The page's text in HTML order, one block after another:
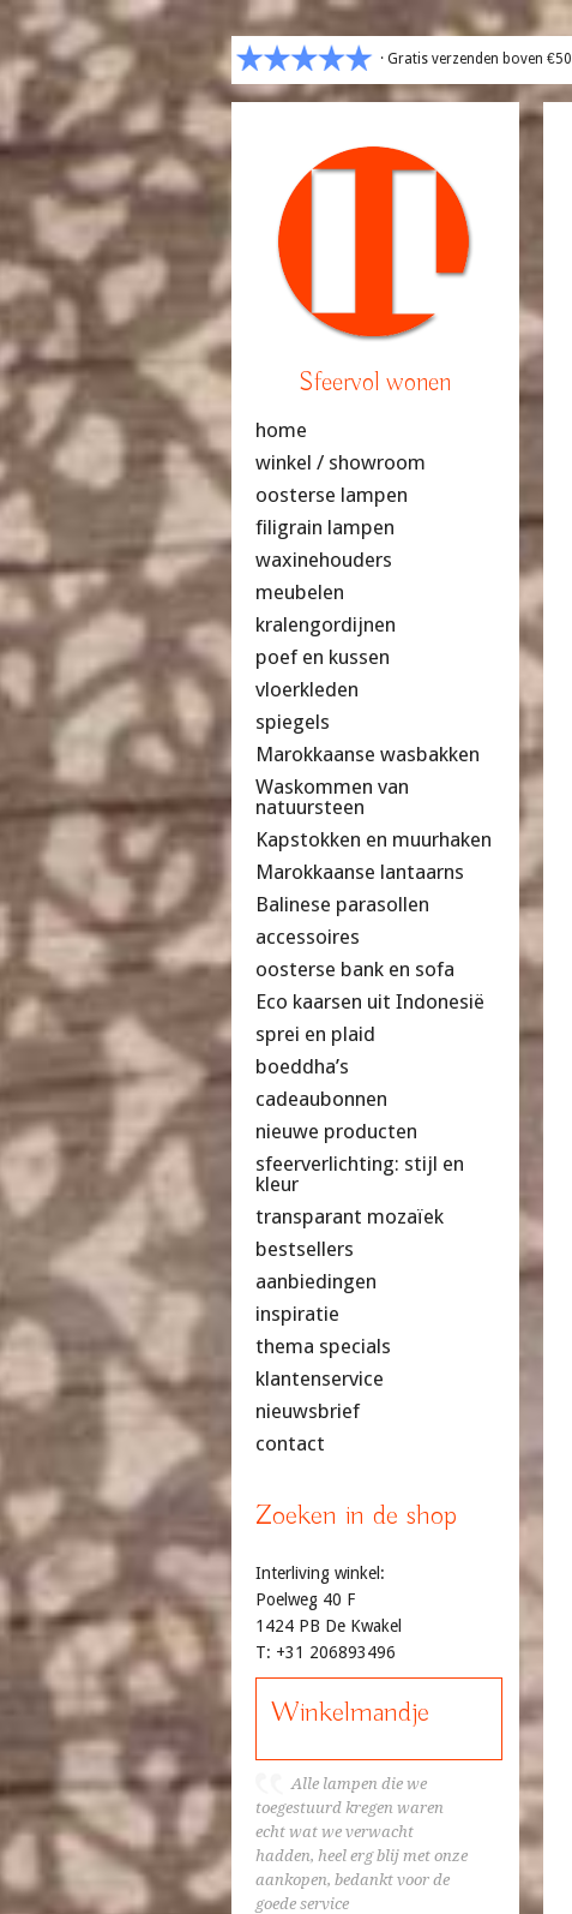
· Gratis verzenden boven €50
Sfeervol wonen
home
winkel / showroom
oosterse lampen
filigrain lampen
waxinehouders
meubelen
kralengordijnen
poef en kussen
vloerkleden
spiegels
Marokkaanse wasbakken
Waskommen van
natuursteen
Kapstokken en muurhaken
Marokkaanse lantaarns
Balinese parasollen
accessoires
oosterse bank en sofa
Eco kaarsen uit Indonesië
sprei en plaid
boeddha’s
cadeaubonnen
nieuwe producten
sfeerverlichting: stijl en
kleur
transparant mozaïek
bestsellers
aanbiedingen
inspiratie
thema specials
klantenservice
nieuwsbrief
contact
Zoeken in de shop
Interliving winkel:
Poelweg 40 F
1424 PB De Kwakel
T: +31 206893496
Winkelmandje
Alle lampen die we
toegestuurd kregen waren
echt wat we verwacht
hadden, heel erg blij met onze
aankopen, bedankt voor de
goede service